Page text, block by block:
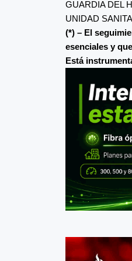
GUARDIA DEL
UNIDAD
(*) – El
esenciales y
Está